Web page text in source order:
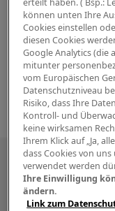
Besuchen
erteilt haben. ( Bsp.:
können unten Ihre
Cookies einstellen
diesen Cookies
Google Analytics (die
mitunter
vom Europäischen
Datenschutzniveau
Risiko, dass Ihre
Kontroll- und
keine wirksamen
Ihrem Klick auf „Ja,
dass Cookies von
verwendet werden
Ihre Einwilligung
ändern.
Link zum